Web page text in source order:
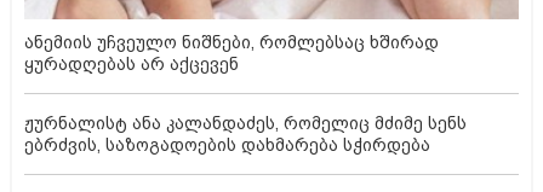
ანემიის უჩვეულო ნიშნები, რომლებსაც ხშირად
ყურადღებას არ აქცევენ
ჟურნალისტ ანა კალანდაძეს, რომელიც მძიმე სენს
ებრძვის, საზოგადოების დახმარება სჭირდება